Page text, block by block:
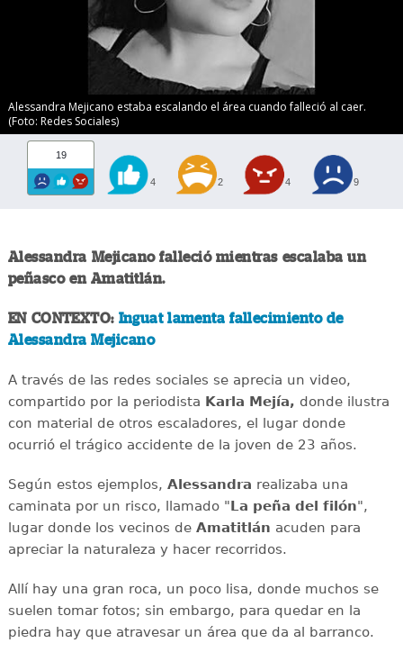
Alessandra Mejicano estaba escalando el área cuando falleció al caer.
(Foto: Redes Sociales)
19
4 2 4 9
Alessandra Mejicano falleció mientras escalaba un
peñasco en Amatitlán.
EN CONTEXTO: Inguat lamenta fallecimiento de
Alessandra Mejicano
A través de las redes sociales se aprecia un video,
compartido por la periodista Karla Mejía, donde ilustra
con material de otros escaladores, el lugar donde
ocurrió el trágico accidente de la joven de 23 años.
Según estos ejemplos, Alessandra realizaba una
caminata por un risco, llamado "La peña del filón",
lugar donde los vecinos de Amatitlán acuden para
apreciar la naturaleza y hacer recorridos.
Allí hay una gran roca, un poco lisa, donde muchos se
suelen tomar fotos; sin embargo, para quedar en la
piedra hay que atravesar un área que da al barranco.